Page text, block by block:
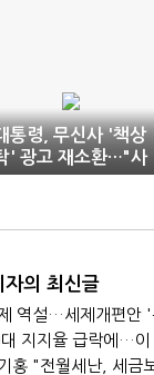
통령, 무신사 '책상
' 광고 재소환…"사
쓰고 이런 일을"
자의 최신글
역설…세제개편안
지지율 급락에…이
홍 "전월세난, 세금